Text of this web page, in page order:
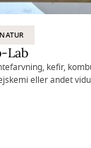
Lab
kefir,
eller andet
lab og hør mere.